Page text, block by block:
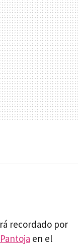
recordado por
en el